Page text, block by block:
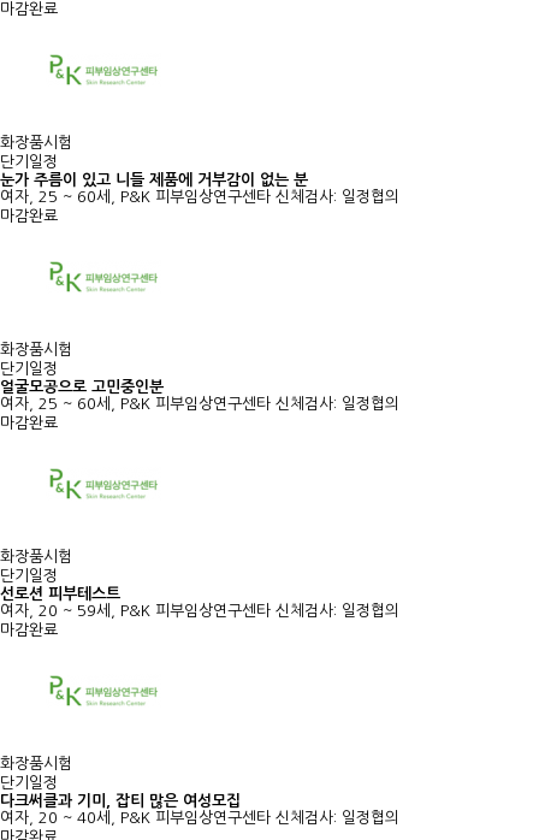
마감완료
화장품시험
단기일정
눈가 주름이 있고 니들 제품에 거부감이 없는 분
여자, 25 ~ 60세, P&K 피부임상연구센타 신체검사: 일정협의
마감완료
화장품시험
단기일정
얼굴모공으로 고민중인분
여자, 25 ~ 60세, P&K 피부임상연구센타 신체검사: 일정협의
마감완료
화장품시험
단기일정
선로션 피부테스트
여자, 20 ~ 59세, P&K 피부임상연구센타 신체검사: 일정협의
마감완료
화장품시험
단기일정
다크써클과 기미, 잡티 많은 여성모집
여자, 20 ~ 40세, P&K 피부임상연구센타 신체검사: 일정협의